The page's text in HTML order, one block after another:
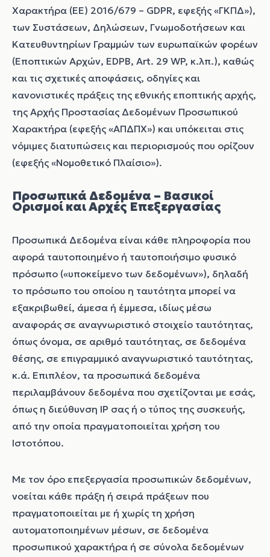
Χαρακτήρα (ΕΕ) 2016/679 – GDPR, εφεξής «ΓΚΠΔ»),
των Συστάσεων, Δηλώσεων, Γνωμοδοτήσεων και
Κατευθυντηρίων Γραμμών των ευρωπαϊκών φορέων
(Εποπτικών Αρχών, EDPB, Art. 29 WP, κ.λπ.), καθώς
και τις σχετικές αποφάσεις, οδηγίες και
κανονιστικές πράξεις της εθνικής εποπτικής αρχής,
της Αρχής Προστασίας Δεδομένων Προσωπικού
Χαρακτήρα (εφεξής «ΑΠΔΠΧ») και υπόκειται στις
νόμιμες διατυπώσεις και περιορισμούς που ορίζουν
(εφεξής «Νομοθετικό Πλαίσιο»).
Προσωπικά Δεδομένα – Βασικοί
Ορισμοί και Αρχές Επεξεργασίας
Προσωπικά Δεδομένα είναι κάθε πληροφορία που
αφορά ταυτοποιημένο ή ταυτοποιήσιμο φυσικό
πρόσωπο («υποκείμενο των δεδομένων»), δηλαδή
το πρόσωπο του οποίου η ταυτότητα μπορεί να
εξακριβωθεί, άμεσα ή έμμεσα, ιδίως μέσω
αναφοράς σε αναγνωριστικό στοιχείο ταυτότητας,
όπως όνομα, σε αριθμό ταυτότητας, σε δεδομένα
θέσης, σε επιγραμμικό αναγνωριστικό ταυτότητας,
κ.ά. Επιπλέον, τα προσωπικά δεδομένα
περιλαμβάνουν δεδομένα που σχετίζονται με εσάς,
όπως η διεύθυνση IP σας ή ο τύπος της συσκευής,
από την οποία πραγματοποιείται χρήση του
Ιστοτόπου.
Με τον όρο επεξεργασία προσωπικών δεδομένων,
νοείται κάθε πράξη ή σειρά πράξεων που
πραγματοποιείται με ή χωρίς τη χρήση
αυτοματοποιημένων μέσων, σε δεδομένα
προσωπικού χαρακτήρα ή σε σύνολα δεδομένων